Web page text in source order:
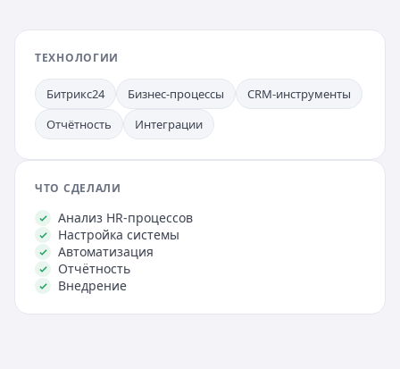
ТЕХНОЛОГИИ
Битрикс24 Бизнес-процессы
CRM-инструменты
Отчётность
Интеграции
ЧТО СДЕЛАЛИ
Анализ HR-процессов
Настройка системы
Автоматизация
Отчётность
Внедрение